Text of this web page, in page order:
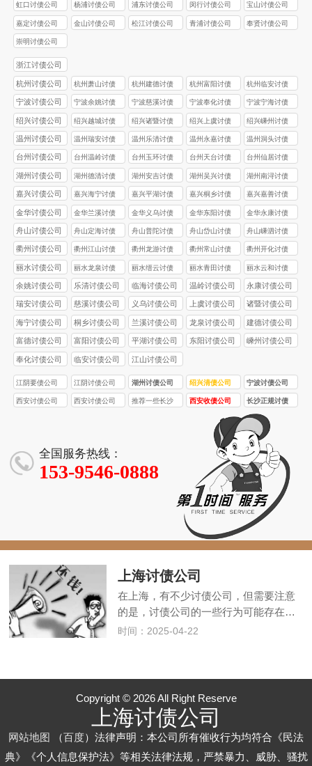
虹口讨债公司 杨浦讨债公司 浦东讨债公司 闵行讨债公司 宝山讨债公司
嘉定讨债公司 金山讨债公司 松江讨债公司 青浦讨债公司 奉贤讨债公司
崇明讨债公司
浙江讨债公司
杭州讨债公司
杭州萧山讨债
公司
杭州建德讨债
公司
杭州富阳讨债
公司
杭州临安讨债
公司
宁波讨债公司
宁波余姚讨债
公司
宁波慈溪讨债
公司
宁波奉化讨债
公司
宁波宁海讨债
公司
绍兴讨债公司
绍兴越城讨债
公司
绍兴诸暨讨债
公司
绍兴上虞讨债
公司
绍兴嵊州讨债
公司
温州讨债公司
温州瑞安讨债
公司
温州乐清讨债
公司
温州永嘉讨债
公司
温州洞头讨债
公司
台州讨债公司
台州温岭讨债
公司
台州玉环讨债
公司
台州天台讨债
公司
台州仙居讨债
公司
湖州讨债公司
湖州德清讨债
公司
湖州安吉讨债
公司
湖州吴兴讨债
公司
湖州南浔讨债
公司
嘉兴讨债公司
嘉兴海宁讨债
公司
嘉兴平湖讨债
公司
嘉兴桐乡讨债
公司
嘉兴嘉善讨债
公司
金华讨债公司
金华兰溪讨债
公司
金华义乌讨债
公司
金华东阳讨债
公司
金华永康讨债
公司
舟山讨债公司
舟山定海讨债
公司
舟山普陀讨债
公司
舟山岱山讨债
公司
舟山嵊泗讨债
公司
衢州讨债公司
衢州江山讨债
公司
衢州龙游讨债
公司
衢州常山讨债
公司
衢州开化讨债
公司
丽水讨债公司
丽水龙泉讨债
公司
丽水缙云讨债
公司
丽水青田讨债
公司
丽水云和讨债
公司
余姚讨债公司 乐清讨债公司 临海讨债公司 温岭讨债公司 永康讨债公司
瑞安讨债公司 慈溪讨债公司 义乌讨债公司 上虞讨债公司 诸暨讨债公司
海宁讨债公司 桐乡讨债公司 兰溪讨债公司 龙泉讨债公司 建德讨债公司
富德讨债公司 富阳讨债公司 平湖讨债公司 东阳讨债公司 嵊州讨债公司
奉化讨债公司 临安讨债公司 江山讨债公司
江阴要债公司 江阴讨债公司 湖州讨债公司 绍兴清债公司 宁波讨债公司
西安讨债公司
验，5 亿 + 追
回欠款
西安讨债公司
务，3000 + 案
例零投诉
推荐一些长沙
西安收债公司
专业处理疑难
债务！西安讨
债 / 要债公司，
93% 成功率，
服务全西安
长沙正规讨债
公司的收费标
准受哪些因素
影响？
全国服务热线：
153-9546-0888
上海讨债公司
在上海，有不少讨债公司，但需要注意
的是，讨债公司的一些行为可能存在…
时间：2025-04-22
Copyright © 2026 All Right Reserve
上海讨债公司
网站地图 （百度）法律声明：本公司所有催收行为均符合《民法
典》《个人信息保护法》等相关法律法规，严禁暴力、威胁、骚扰